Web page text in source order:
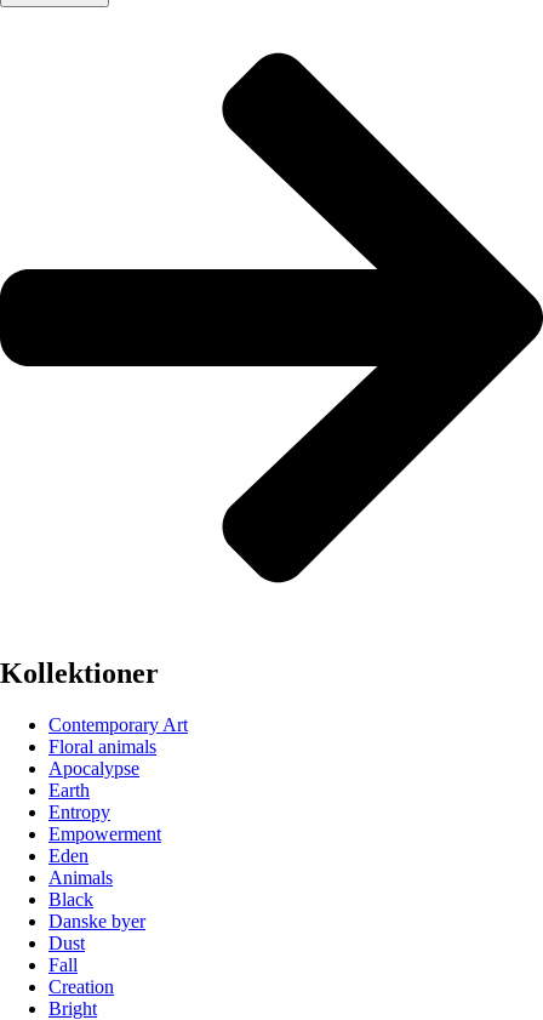
Kollektioner
Contemporary Art
Floral animals
Apocalypse
Earth
Entropy
Empowerment
Eden
Animals
Black
Danske byer
Dust
Fall
Creation
Bright